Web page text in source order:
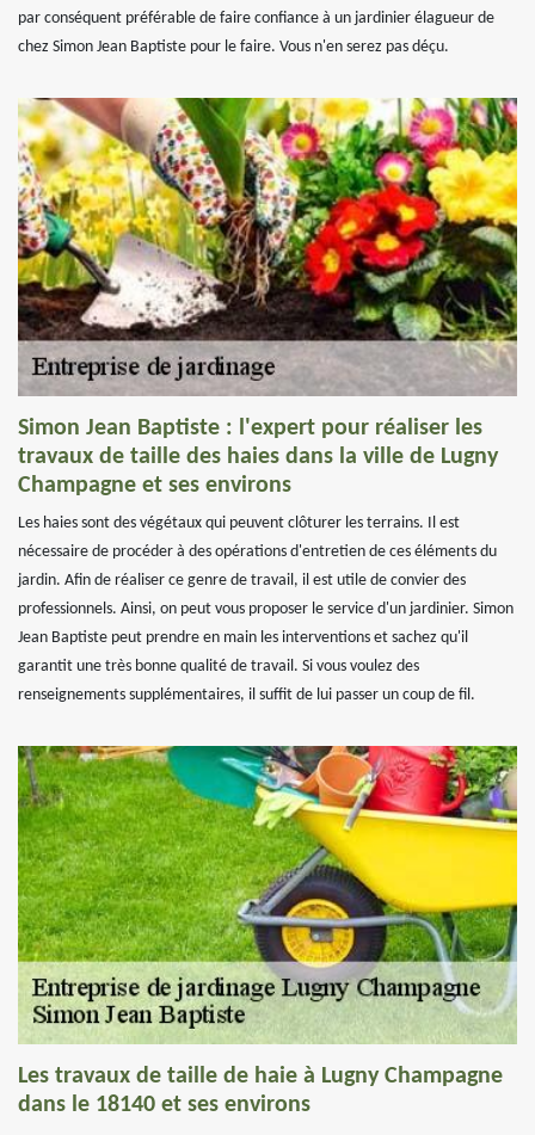
par conséquent préférable de faire confiance à un jardinier élagueur de
chez Simon Jean Baptiste pour le faire. Vous n'en serez pas déçu.
Simon Jean Baptiste : l'expert pour réaliser les
travaux de taille des haies dans la ville de Lugny
Champagne et ses environs
Les haies sont des végétaux qui peuvent clôturer les terrains. Il est
nécessaire de procéder à des opérations d'entretien de ces éléments du
jardin. Afin de réaliser ce genre de travail, il est utile de convier des
professionnels. Ainsi, on peut vous proposer le service d'un jardinier. Simon
Jean Baptiste peut prendre en main les interventions et sachez qu'il
garantit une très bonne qualité de travail. Si vous voulez des
renseignements supplémentaires, il suffit de lui passer un coup de fil.
Les travaux de taille de haie à Lugny Champagne
dans le 18140 et ses environs